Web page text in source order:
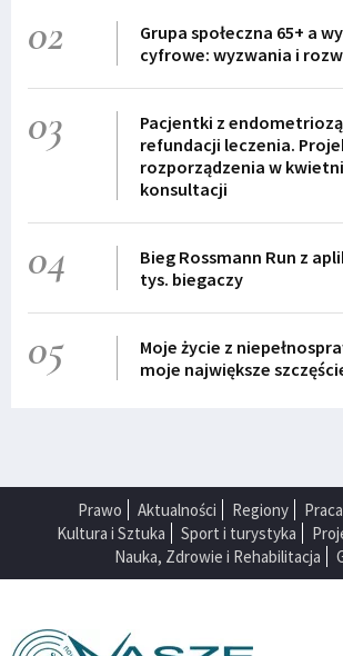
02
Grupa społeczna 65+ a
cyfrowe: wyzwania i
03
Pacjentki z
refundacji leczenia.
rozporządzenia w
konsultacji
04
Bieg Rossmann Run z
tys. biegaczy
05
Moje życie z
moje największe
Prawo Aktualności Regiony Praca
Kultura i Sztuka
Sport i turystyka
Nauka, Zdrowie i Rehabilitacja